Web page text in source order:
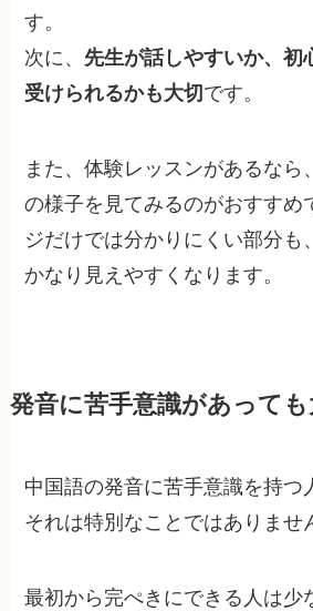
す。
次に、 先生が話しやすいか、初
受けられるかも大切 です。
また、体験レッスンがあるなら
の様子を見てみるのがおすすめ
ジだけでは分かりにくい部分も
かなり見えやすくなります。
発音に苦手意識があって
中国語の発音に苦手意識を持つ
それは特別なことではありませ
最初から完ぺきにできる人は少